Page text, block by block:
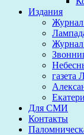
Издания
Журнал
газета
Для СМИ
Контакты